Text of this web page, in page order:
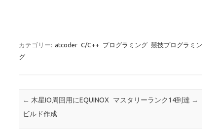
カテゴリー: atcoder C/C++ プログラミング 競技プログラミン
グ
投稿ナビゲーション
← 木星IO周回用にEQUINOX
ビルド作成
マスタリーランク14到達 →